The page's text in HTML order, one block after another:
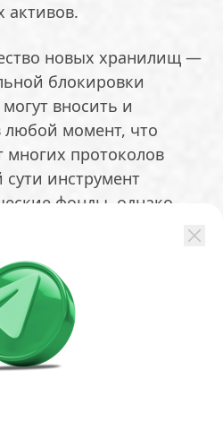
активов.
новых хранилищ —
блокировки
вносить и
любой момент, что
многих протоколов
сути инструмент
фонды, однако
прогнозировали,
которые они
поколения, способны